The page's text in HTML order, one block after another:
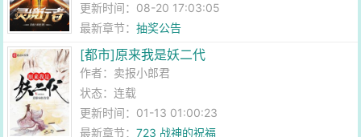
更新时间：08-20 17:03:05
最新章节：抽奖公告
[都市]原来我是妖二代
作者： 卖报小郎君
状态：连载
更新时间：01-13 01:00:23
最新章节：723 战神的祝福